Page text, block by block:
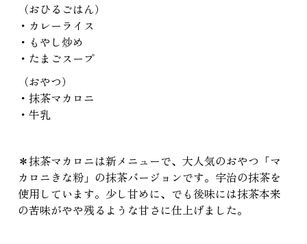
（おひるごはん）
・カレーライス
・もやし炒め
・たまごスープ
（おやつ）
・抹茶マカロニ
・牛乳
＊抹茶マカロニは新メニューで、大人気のおやつ「マ
カロニきな粉」の抹茶バージョンです。宇治の抹茶を
使用しています。少し甘めに、でも後味には抹茶本来
の苦味がやや残るような甘さに仕上げました。